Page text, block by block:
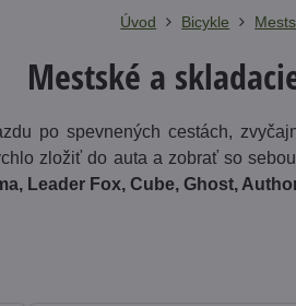
Úvod Bicykle
Mestské a
po spevnených cestách,
zložiť do auta a zobrať so
Leader Fox, Cube, Ghost,